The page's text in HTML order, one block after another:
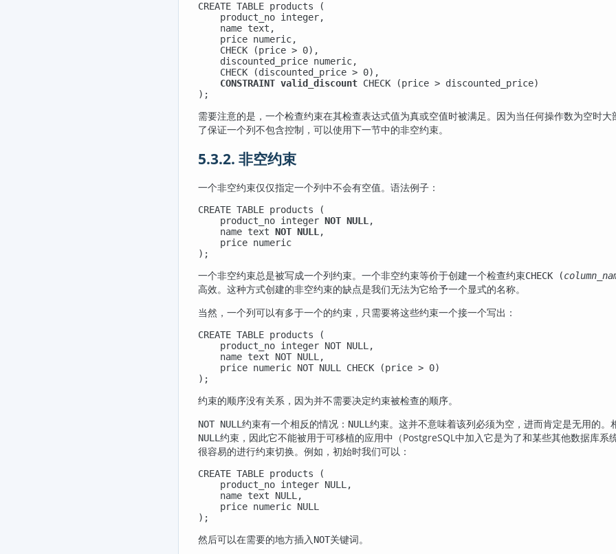
CREATE TABLE products (
    product_no integer,
    name text,
    price numeric,
    CHECK (price > 0),
    discounted_price numeric,
    CHECK (discounted_price > 0),
CONSTRAINT valid_discount CHECK (price > discounted_price)
);
需要注意的是，一个检查约束在其检查表达式值为真或空值时被满足。因为当任何操作数为空时
了保证一个列不包含控制，可以使用下一节中的非空约束。
5.3.2. 非空约束
一个非空约束仅仅指定一个列中不会有空值。语法例子：
CREATE TABLE products (
    product_no integer
NOT NULL ,
    name text
NOT NULL ,
    price numeric
);
一个非空约束总是被写成一个列约束。一个非空约束等价于创建一个检查约束CHECK (
高效。这种方式创建的非空约束的缺点是我们无法为它给予一个显式的名称。
当然，一个列可以有多于一个的约束，只需要将这些约束一个接一个写出：
CREATE TABLE products (
    product_no integer NOT NULL,
    name text NOT NULL,
    price numeric NOT NULL CHECK (price > 0)
);
约束的顺序没有关系，因为并不需要决定约束被检查的顺序。
NOT NULL 约束有一个相反的情况： NULL 约束。这并不意味着该列必须为空，进而肯定是无用的
NULL 约束，因此它不能被用于可移植的应用中（PostgreSQL中加入它是为了和某些其他数据库系
很容易的进行约束切换。例如，初始时我们可以：
CREATE TABLE products (
    product_no integer NULL,
    name text NULL,
    price numeric NULL
);
然后可以在需要的地方插入NOT关键词。